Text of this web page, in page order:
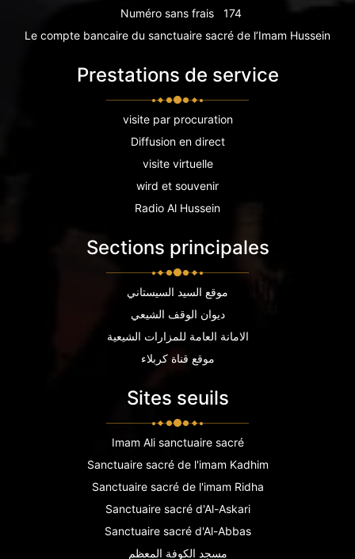
Numéro sans frais
174
Le compte bancaire du sanctuaire sacré de l’Imam Hussein
Prestations de service
visite par procuration
Diffusion en direct
visite virtuelle
wird et souvenir
Radio Al Hussein
Sections principales
موقع السيد السيستاني
ديوان الوقف الشيعي
الامانة العامة للمزارات الشيعية
موقع قناة كربلاء
Sites seuils
Imam Ali sanctuaire sacré
Sanctuaire sacré de l'imam Kadhim
Sanctuaire sacré de l'imam Ridha
Sanctuaire sacré d'Al-Askari
Sanctuaire sacré d'Al-Abbas
مسجد الكوفة المعظم